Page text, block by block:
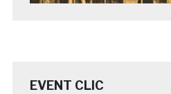
EVENT CLIC